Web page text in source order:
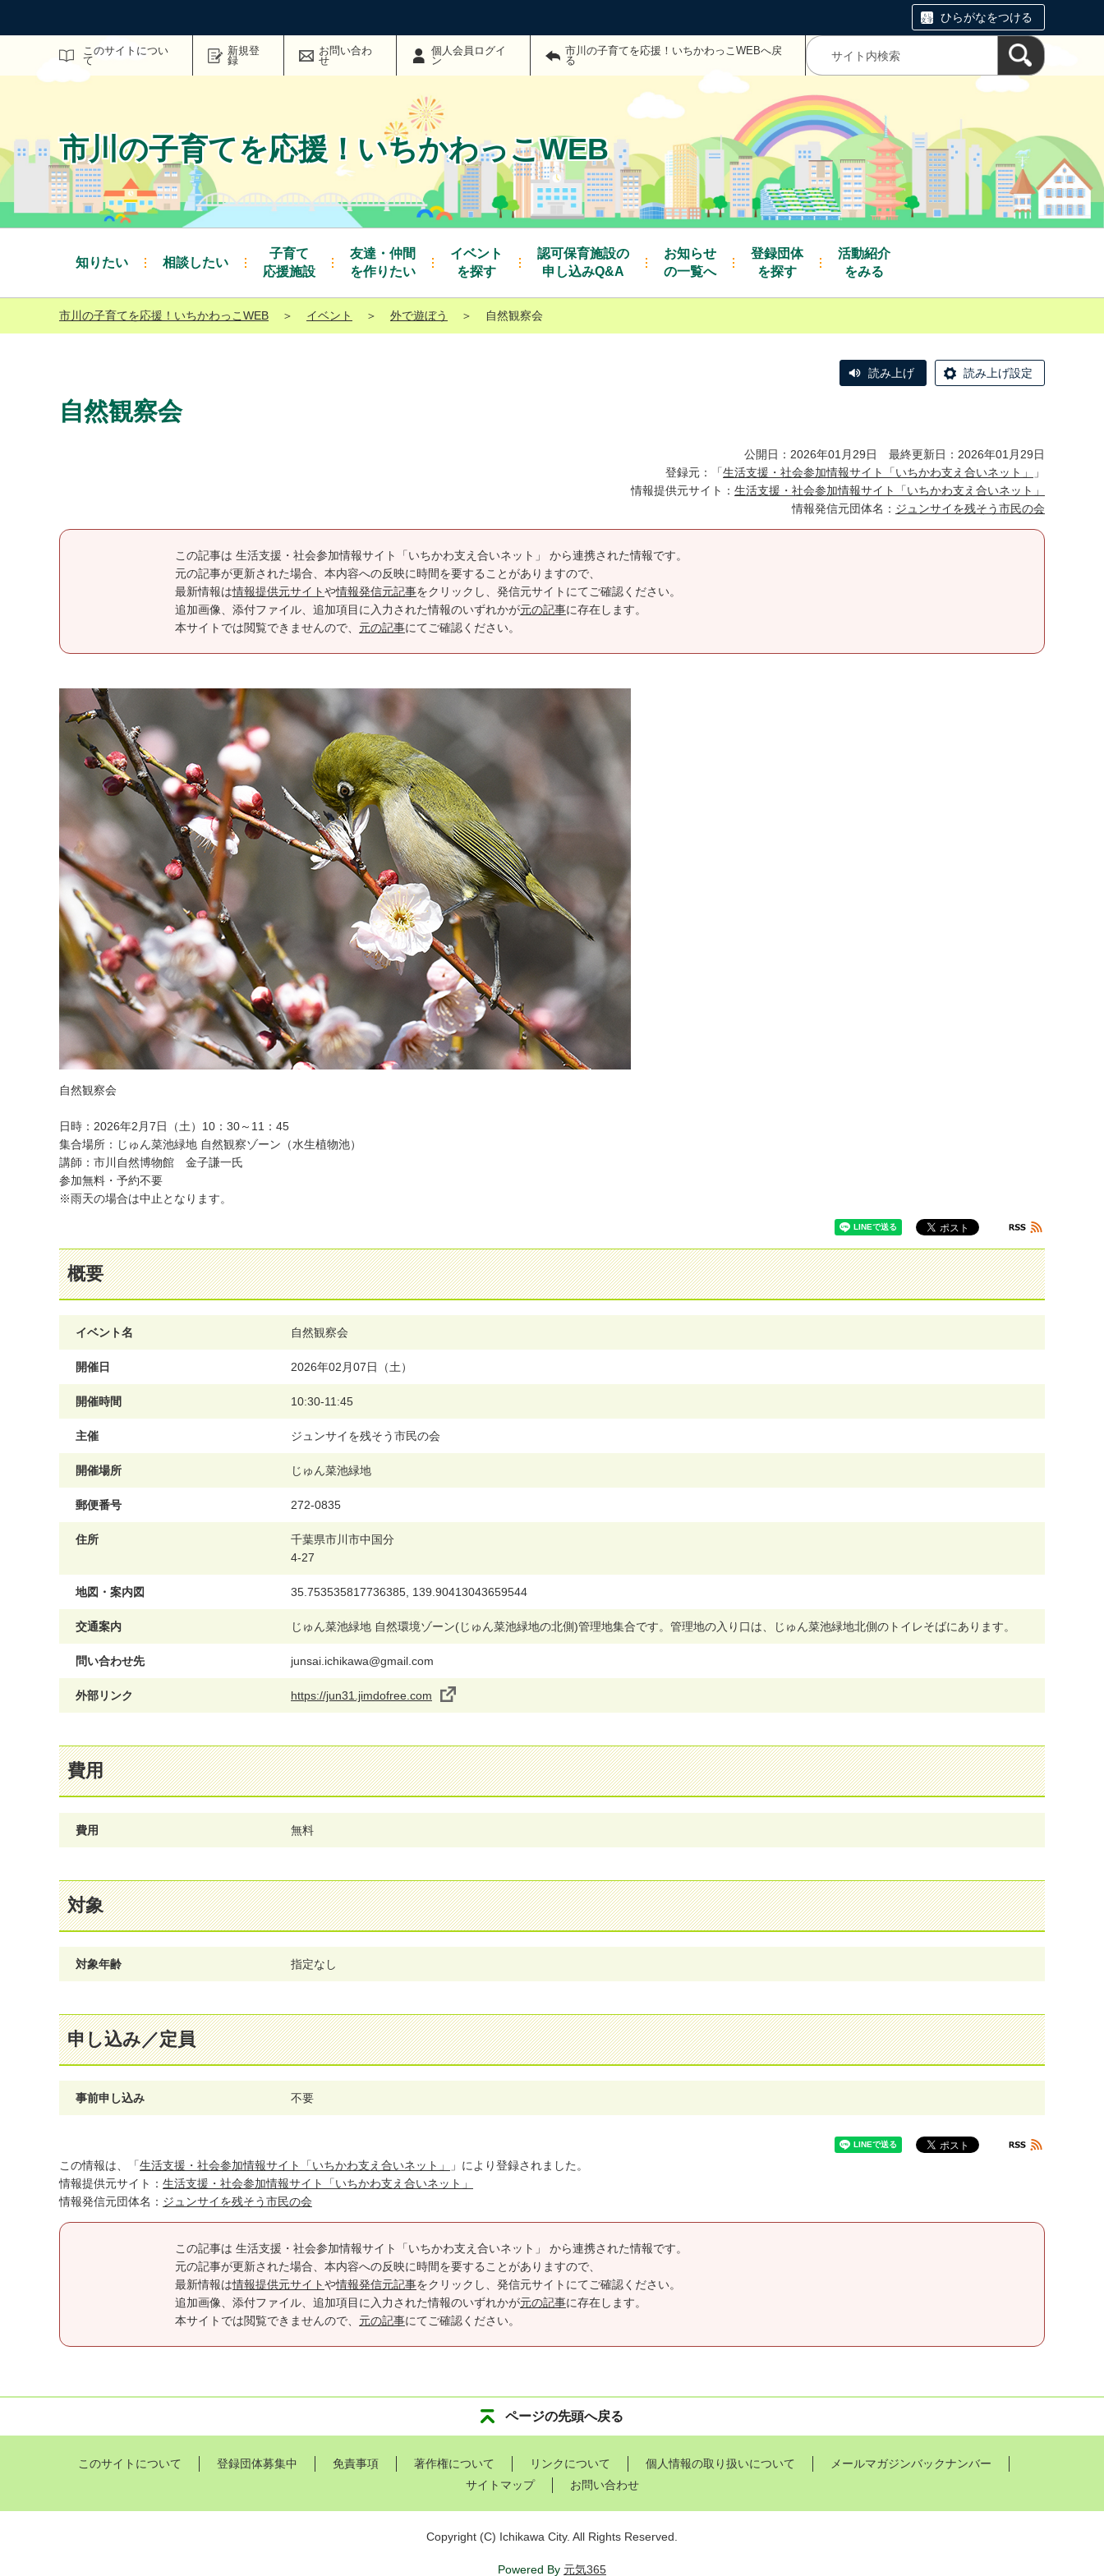
ひらがなをつける
このサイトについ
て
新規登
録
お問い合わ
せ
個人会員ログイ
ン
市川の子育てを応援！いちかわっこWEBへ戻
る
市川の子育てを応援！いちかわっこWEB
知りたい 相談したい
子育て
応援施設
友達・仲間
を作りたい
イベント
を探す
認可保育施設の
申し込みQ&A
お知らせ
の一覧へ
登録団体
を探す
活動紹介
をみる
市川の子育てを応援！いちかわっこWEB ＞ イベント ＞ 外で遊ぼう ＞ 自然観察会
読み上げ 読み上げ設定
自然観察会
公開日：2026年01月29日 最終更新日：2026年01月29日
登録元：「生活支援・社会参加情報サイト「いちかわ支え合いネット」
」
情報提供元サイト： 生活支援・社会参加情報サイト「いちかわ支え合いネット」
情報発信元団体名： ジュンサイを残そう市民の会
この記事は 生活支援・社会参加情報サイト「いちかわ支え合いネット」 から連携された情報です。
元の記事が更新された場合、本内容への反映に時間を要することがありますので、
最新情報は情報提供元サイトや情報発信元記事をクリックし、発信元サイトにてご確認ください。
追加画像、添付ファイル、追加項目に入力された情報のいずれかが元の記事に存在します。
本サイトでは閲覧できませんので、 元の記事にてご確認ください。
自然観察会
日時：2026年2月7日（土）10：30～11：45
集合場所：じゅん菜池緑地 自然観察ゾーン（水生植物池）
講師：市川自然博物館 金子謙一氏
参加無料・予約不要
※雨天の場合は中止となります。
概要
イベント名 自然観察会
開催日 2026年02月07日（土）
開催時間 10:30-11:45
主催 ジュンサイを残そう市民の会
開催場所 じゅん菜池緑地
郵便番号 272-0835
住所
千葉県市川市中国分
4-27
地図・案内図 35.753535817736385, 139.90413043659544
交通案内 じゅん菜池緑地 自然環境ゾーン(じゅん菜池緑地の北側)管理地集合です。管理地の入り口は、じゅん菜池緑地北側のトイレそばにあります。
問い合わせ先 junsai.ichikawa@gmail.com
外部リンク https://jun31.jimdofree.com
費用
費用 無料
対象
対象年齢 指定なし
申し込み／定員
事前申し込み 不要
この情報は、「生活支援・社会参加情報サイト「いちかわ支え合いネット」
」により登録されました。
情報提供元サイト： 生活支援・社会参加情報サイト「いちかわ支え合いネット」
情報発信元団体名： ジュンサイを残そう市民の会
この記事は 生活支援・社会参加情報サイト「いちかわ支え合いネット」 から連携された情報です。
元の記事が更新された場合、本内容への反映に時間を要することがありますので、
最新情報は情報提供元サイトや情報発信元記事をクリックし、発信元サイトにてご確認ください。
追加画像、添付ファイル、追加項目に入力された情報のいずれかが元の記事に存在します。
本サイトでは閲覧できませんので、 元の記事にてご確認ください。
ページの先頭へ戻る
このサイトについて 登録団体募集中 免責事項 著作権について リンクについて 個人情報の取り扱いについて
メールマガジンバックナンバー
サイトマップ
お問い合わせ
Copyright (C) Ichikawa City. All Rights Reserved.
Powered By 元気365